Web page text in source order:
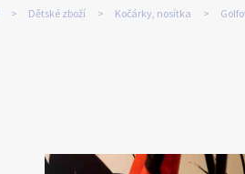
Dětské zboží Kočárky, nosítka